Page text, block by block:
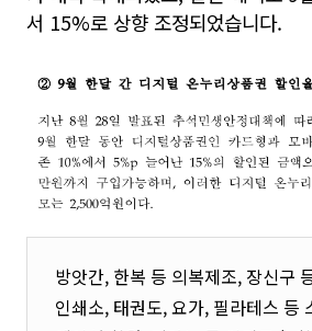
서 15%로 상향 조정되었습니다.
방앗간, 한복 등 의복제조, 장신구
인쇄소, 태권도, 요가, 필라테스 등